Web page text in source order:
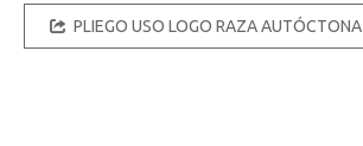
PLIEGO USO LOGO RAZA AUTÓCTONA